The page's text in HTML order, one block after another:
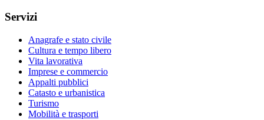
Servizi
Anagrafe e stato civile
Cultura e tempo libero
Vita lavorativa
Imprese e commercio
Appalti pubblici
Catasto e urbanistica
Turismo
Mobilità e trasporti